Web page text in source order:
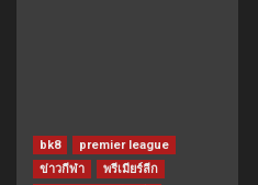
bk8
premier league
ข่าวกีฬา
พรีเมียร์ลีก